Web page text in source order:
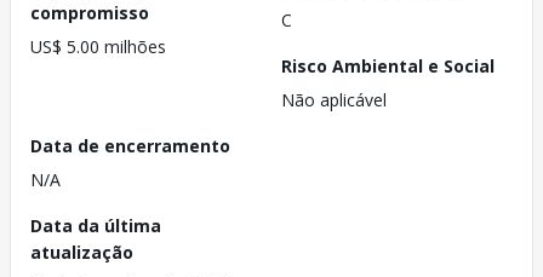
compromisso
US$ 5.00 milhões
C
Risco Ambiental e Social
Não aplicável
Data de encerramento
N/A
Data da última
atualização